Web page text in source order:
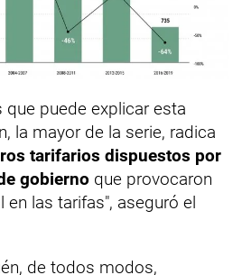
puede explicar esta
la mayor de la serie, radica
tarifarios dispuestos por
gobierno que provocaron
en las tarifas", aseguró el
de todos modos,